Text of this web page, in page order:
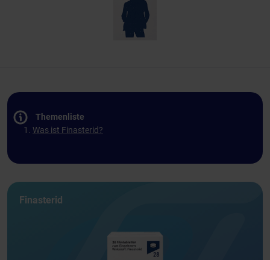
Themenliste
Was ist Finasterid?
Finasterid